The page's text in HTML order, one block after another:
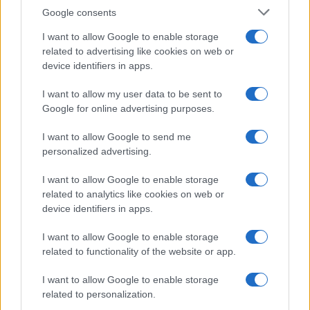
Google consents
I want to allow Google to enable storage
related to advertising like cookies on web or
device identifiers in apps.
I want to allow my user data to be sent to
Google for online advertising purposes.
I want to allow Google to send me
personalized advertising.
I want to allow Google to enable storage
related to analytics like cookies on web or
device identifiers in apps.
I want to allow Google to enable storage
related to functionality of the website or app.
I want to allow Google to enable storage
related to personalization.
A Huawei Mate 20 Lite csak nevében lájt
Huawei Mate 20 Lite: négy kamerával
További hírek
Számos népszerű Samsung Galaxy készülék kimarad a One
UI 9 frissítésből – itt a lista az érintett modellekről
iPhone 18 bemutató dátum - ekkor rántja le a leplet az
Apple az új csúcsmobilokról
Az Android rejtett automatizmusai: hat funkció, amely
észrevétlenül könnyíti meg a mindennapokat
Ez a rejtett Samsung funkció teljesen megváltoztatja a
mobilhasználatot – sokan mégsem tudnak róla